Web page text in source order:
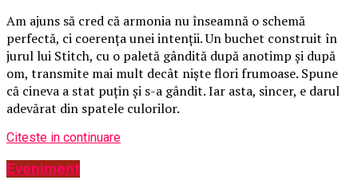
Am ajuns să cred că armonia nu înseamnă o schemă
perfectă, ci coerența unei intenții. Un buchet construit în
jurul lui Stitch, cu o paletă gândită după anotimp și după
om, transmite mai mult decât niște flori frumoase. Spune
că cineva a stat puțin și s-a gândit. Iar asta, sincer, e darul
adevărat din spatele culorilor.
Citeste in continuare
Eveniment